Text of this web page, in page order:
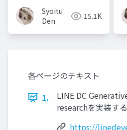
Syoitu
Den
15.1K
各ページのテキスト
1.
LINE DC
researchを実装す
https://